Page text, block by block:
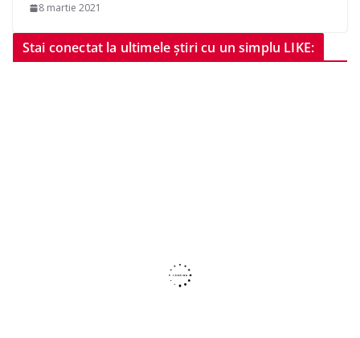
8 martie 2021
Stai conectat la ultimele știri cu un simplu LIKE: